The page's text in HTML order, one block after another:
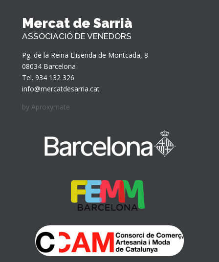
Mercat de Sarrià
ASSOCIACIÓ DE VENEDORS
Pg. de la Reina Elisenda de Montcada, 8
08034 Barcelona
Tel. 934 132 326
info@mercatdesarria.cat
by Aproxymate